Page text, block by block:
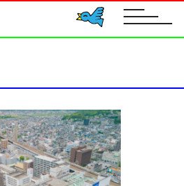
toggle